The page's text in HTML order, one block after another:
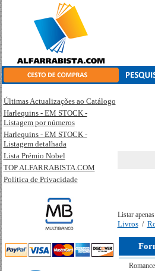
Últimas Actualizações ao Catálogo
Harlequins - EM STOCK -
Listagem por números
Harlequins - EM STOCK -
Listagem detalhada
Lista Prémio Nobel
TOP ALFARRABISTA.COM
Política de Privacidade
Listar
Livros/